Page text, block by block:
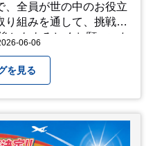
、全員が世の中のお役立
り組みを通して、挑戦を
06-06
を見る